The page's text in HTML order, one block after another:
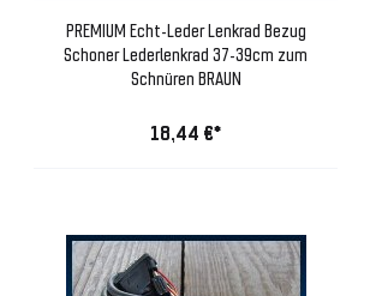
PREMIUM Echt-Leder Lenkrad Bezug
Schoner Lederlenkrad 37-39cm zum
Schnüren BRAUN
18,44 €*